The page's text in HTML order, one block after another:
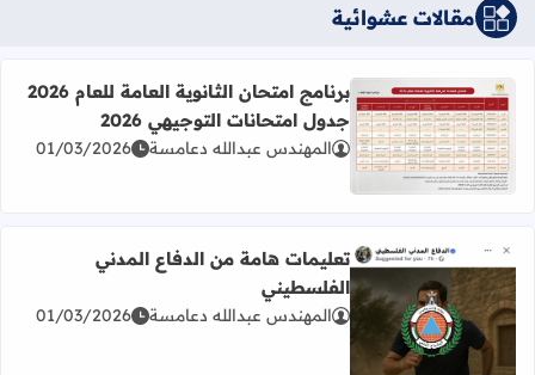
مقالات عشوائية
اقرأ المزيد عن برنامج امتحان الثانوية العامة للعام 2026 جدول امتحانات التوجيهي 2026
برنامج امتحان الثانوية العامة للعام 2026
جدول امتحانات التوجيهي 2026
المهندس عبدالله دعامسة 01/03/2026
اقرأ المزيد عن تعليمات هامة من الدفاع المدني الفلسطيني
تعليمات هامة من الدفاع المدني
الفلسطيني
المهندس عبدالله دعامسة 01/03/2026